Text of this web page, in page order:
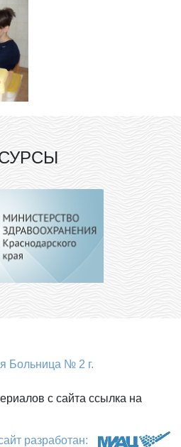
Больница № 2 г.
с сайта ссылка на
разработан: